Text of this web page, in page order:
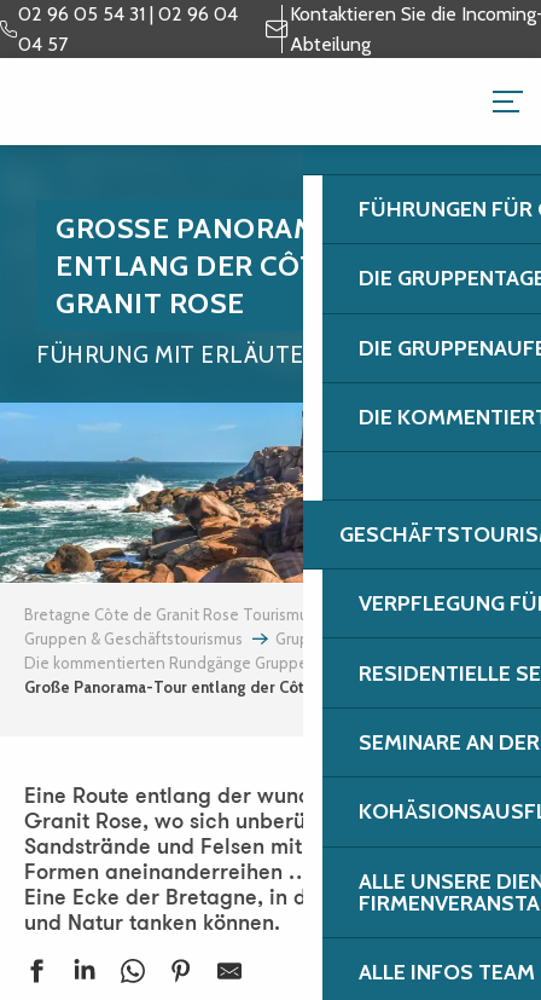
Aller
au
02 96 05 54 31 | 02 96 04
04 57
Kontaktieren Sie die
Abteilung
GRUPPEN &
FÜHRUNGEN FÜR
DIE
DIE
DIE
VERPFLEGUNG
RESIDENTIELLE
SEMINARE AN
ALLE UNSERE
ALLE INFOS
GROSSE PANORAMA-TOUR E
NTLANG DER CÔTE DE G
RANIT ROSE
FÜHRUNG MIT ERLÄUTERUNGEN
Bretagne Côte de Granit Rose Tourismus
Gruppen & Geschäftstourismus
Gruppen
Die kommentierten Rundgänge Gruppen
Große Panorama-Tour entlang der Côte de Granit Rose
Eine Route entlang der wunderschönen Côte de
Granit Rose, wo sich unberührte Landschaften,
Sandstrände und Felsen mit fantastischen
Formen aneinanderreihen …
Eine Ecke der Bretagne, in der Sie so richtig Jod
und Natur tanken können.